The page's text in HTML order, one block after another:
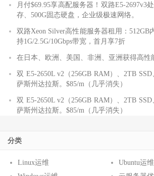
月付$69.95享高配服务器！双路E5-2697v3
存、500G固态硬盘，企业级极速网络。
双路Xeon Silver高性能服务器租用：512GB
持1G/2.5G/10Gbps带宽，首月享7折
在日本、欧洲、美国、非洲、亚洲获得高性
双 E5-2650L v2（256GB RAM）、2TB
萨斯州达拉斯。$85/m（几乎消失）
双 E5-2650L v2（256GB RAM）、2TB
萨斯州达拉斯。$85/m（几乎消失）
分类
Linux运维
Ubuntu运维